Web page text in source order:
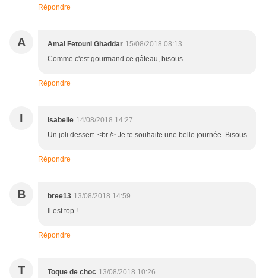
Répondre
A Amal Fetouni Ghaddar 15/08/2018 08:13
Comme c'est gourmand ce gâteau, bisous...
Répondre
I Isabelle 14/08/2018 14:27
Un joli dessert. <br /> Je te souhaite une belle journée. Bisous
Répondre
B bree13 13/08/2018 14:59
il est top !
Répondre
T Toque de choc 13/08/2018 10:26